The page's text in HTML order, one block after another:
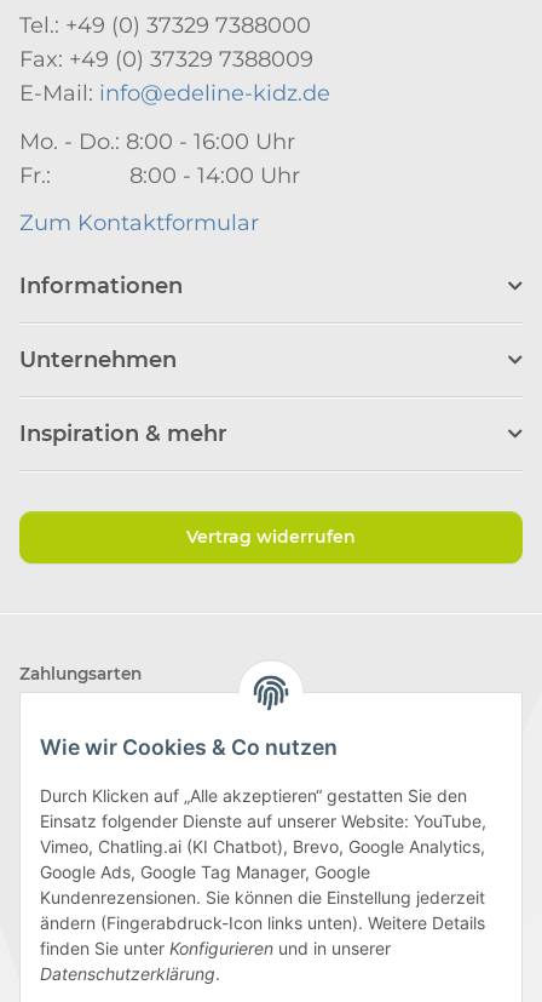
Wie wir Cookies & Co nutzen
Durch Klicken auf „Alle akzeptieren“ gestatten Sie den
Einsatz folgender Dienste auf unserer Website: YouTube,
Vimeo, Chatling.ai (KI Chatbot), Brevo, Google Analytics,
Google Ads, Google Tag Manager, Google
Kundenrezensionen. Sie können die Einstellung jederzeit
ändern (Fingerabdruck-Icon links unten). Weitere Details
finden Sie unter Konfigurieren und in unserer
Datenschutzerklärung.
Tel.: +49 (0) 37329 7388000
Fax: +49 (0) 37329 7388009
E-Mail: info@edeline-kidz.de
Mo. - Do.: 8:00 - 16:00 Uhr
Fr.: 8:00 - 14:00 Uhr
Zum Kontaktformular
Informationen
Unternehmen
Inspiration & mehr
Vertrag widerrufen
Zahlungsarten
Wir versenden mit
Folge uns